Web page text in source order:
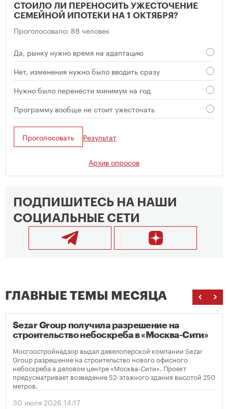
СТОИЛО ЛИ ПЕРЕНОСИТЬ УЖЕСТОЧЕНИЕ
СЕМЕЙНОЙ ИПОТЕКИ НА 1 ОКТЯБРЯ?
Проголосовало: 88 человек
Да, рынку нужно время на адаптацию
Нет, изменения нужно было вводить сразу
Нужно было перенести минимум на год
Программу вообще не стоит ужесточать
Проголосовать Результат
Архив опросов
ПОДПИШИТЕСЬ НА НАШИ
СОЦИАЛЬНЫЕ СЕТИ
ГЛАВНЫЕ ТЕМЫ МЕСЯЦА
Sezar Group получила разрешение на
строительство небоскреба в «Москва-Сити»
Мосгосстройнадзор выдал девелоперской компании Sezar
Group разрешение на строительство нового офисного
небоскреба в деловом центре «Москва-Сити». Проект
предусматривает возведение 52-этажного здания высотой 250
метров.
30 июля 2026 14:17